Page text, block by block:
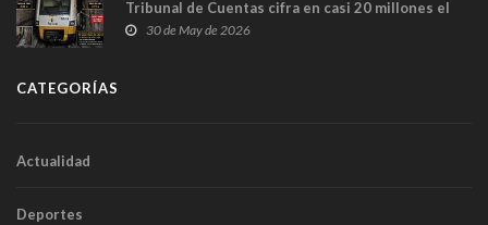
Tribunal de Cuentas cifra en casi 20 millones el
sobrecoste de los trenes que no cabían por los
30 de May de 2026
CATEGORÍAS
Actualidad
Deportes